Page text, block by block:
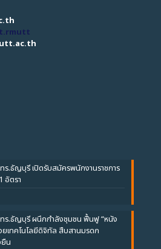
.ธัญบุรี เปิดรับสมัครพนักงานราชการ
อัตรา
ร.ธัญบุรี ผนึกกำลังชุมชน ฟื้นฟู “หนัง
เทคโนโลยีดิจิทัล สืบสานมรดก
น